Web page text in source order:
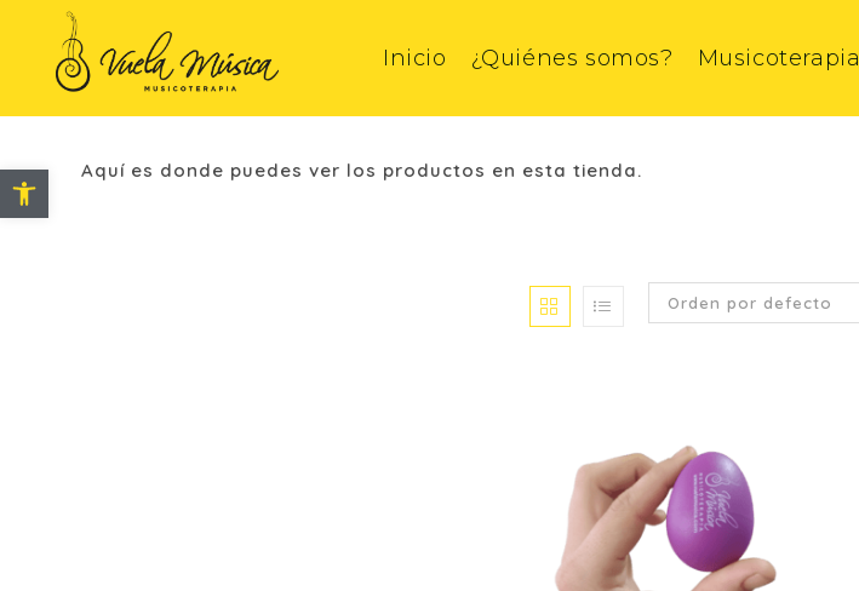
Saltar
contenido
Inicio ¿Quiénes somos? Musicoterapia
Aquí es donde puedes ver los productos en esta tienda.
Orden por defecto
Abrir barra de herramientas